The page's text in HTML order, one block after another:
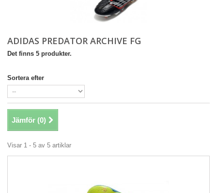
ADIDAS PREDATOR ARCHIVE FG
Det finns 5 produkter.
Sortera efter
Jämför (0)
Visar 1 - 5 av 5 artiklar